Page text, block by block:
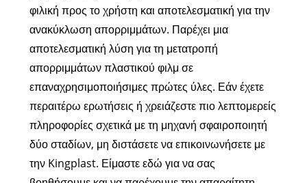
φιλική προς το χρήστη και αποτελεσματική για την
ανακύκλωση απορριμμάτων. Παρέχει μια
αποτελεσματική λύση για τη μετατροπή
απορριμμάτων πλαστικού φιλμ σε
επαναχρησιμοποιήσιμες πρώτες ύλες. Εάν έχετε
περαιτέρω ερωτήσεις ή χρειάζεστε πιο λεπτομερείς
πληροφορίες σχετικά με τη μηχανή σφαιροποιητή
δύο σταδίων, μη διστάσετε να επικοινωνήσετε με
την Kingplast. Είμαστε εδώ για να σας